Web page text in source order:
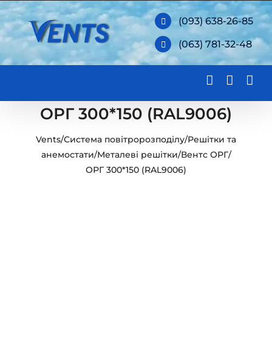
Skip
to
content
(093) 638-26-85
(063) 781-32-48
ОРГ 300*150 (RAL9006)
Vents/Система повітророзподілу/Решітки та
анемостати/Металеві решітки/Вентс ОРГ/
ОРГ 300*150 (RAL9006)